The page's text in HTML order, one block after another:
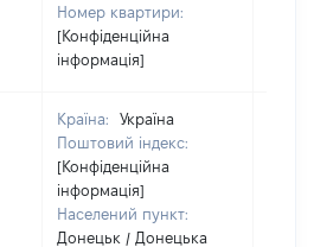
Номер квартири:
[Конфіденційна
інформація]
Країна:
Україна
Поштовий індекс:
[Конфіденційна
інформація]
Населений пункт:
Донецьк / Донецька